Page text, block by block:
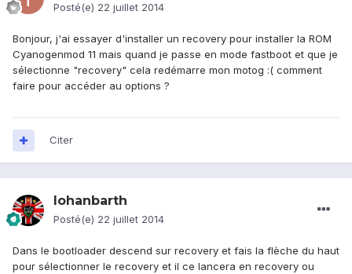
Posté(e) 22 juillet 2014
Bonjour, j'ai essayer d'installer un recovery pour installer la ROM
Cyanogenmod 11 mais quand je passe en mode fastboot et que je
sélectionne "recovery" cela redémarre mon motog :( comment
faire pour accéder au options ?
Citer
lohanbarth
Posté(e) 22 juillet 2014
Dans le bootloader descend sur recovery et fais la flèche du haut
pour sélectionner le recovery et il ce lancera en recovery ou